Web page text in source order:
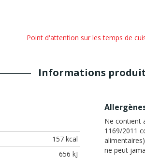
Point d'attention sur les temps de
Informations
157 kcal
656 kJ
Ne contient
1169/2011
ne peut